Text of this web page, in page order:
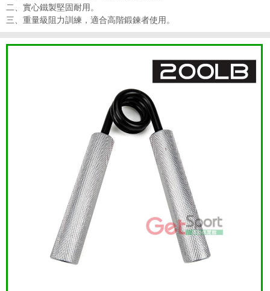
二、實心鐵製堅固耐用。
三、重量級阻力訓練，適合高階鍛鍊者使用。